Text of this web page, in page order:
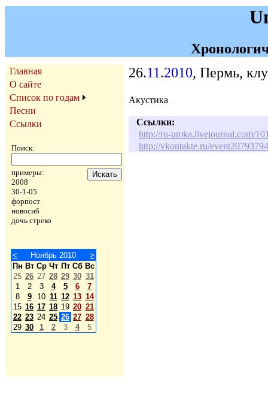
Главная
О сайте
Список по годам
Песни
Ссылки
Поиск:
примеры:
2008
30-1-05
форпост
новосиб
дочь стреко
< Ноябрь 2010
>
Пн Вт Ср Чт Пт Сб Вс
25 26 27 28 29 30 31
1
2 3 4 5 6
7
8
9 10 11 12 13 14
15 16 17 18 19 20 21
22 23 24 25 26 27 28
29 30 1 2 3 4 5
26.11.2010, Пермь,
Акустика
Ссылки:
http://ru-umka.livejournal.com/
http://vkontakte.ru/event20793794